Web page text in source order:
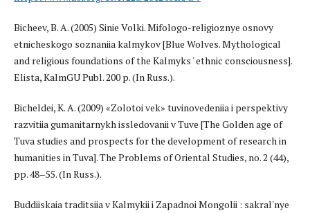
Bicheev, B. A. (2005) Sinie Volki. Mifologo-religioznye osnovy
etnicheskogo soznaniia kalmykov [Blue Wolves. Mythological
and religious foundations of the Kalmyks ' ethnic consciousness].
Elista, KalmGU Publ. 200 p. (In Russ.).
Bicheldei, K. A. (2009) «Zolotoi vek» tuvinovedeniia i perspektivy
razvitiia gumanitarnykh issledovanii v Tuve [The Golden age of
Tuva studies and prospects for the development of research in
humanities in Tuva]. The Problems of Oriental Studies, no. 2 (44),
pp. 48–55. (In Russ.).
Buddiiskaia traditsiia v Kalmykii i Zapadnoi Mongolii : sakral'nye